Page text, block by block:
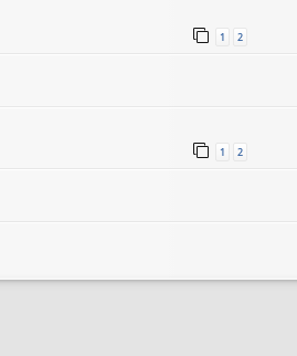
1 2
1 2